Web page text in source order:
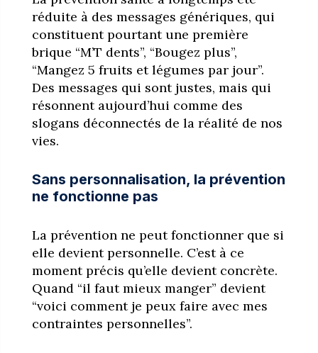
réduite à des messages génériques, qui
constituent pourtant une première
brique “M’T dents”, “Bougez plus”,
“Mangez 5 fruits et légumes par jour”.
Des messages qui sont justes, mais qui
résonnent aujourd’hui comme des
slogans déconnectés de la réalité de nos
vies.
Sans personnalisation, la prévention
ne fonctionne pas
La prévention ne peut fonctionner que si
elle devient personnelle. C’est à ce
moment précis qu’elle devient concrète.
Quand “il faut mieux manger” devient
“voici comment je peux faire avec mes
contraintes personnelles”.